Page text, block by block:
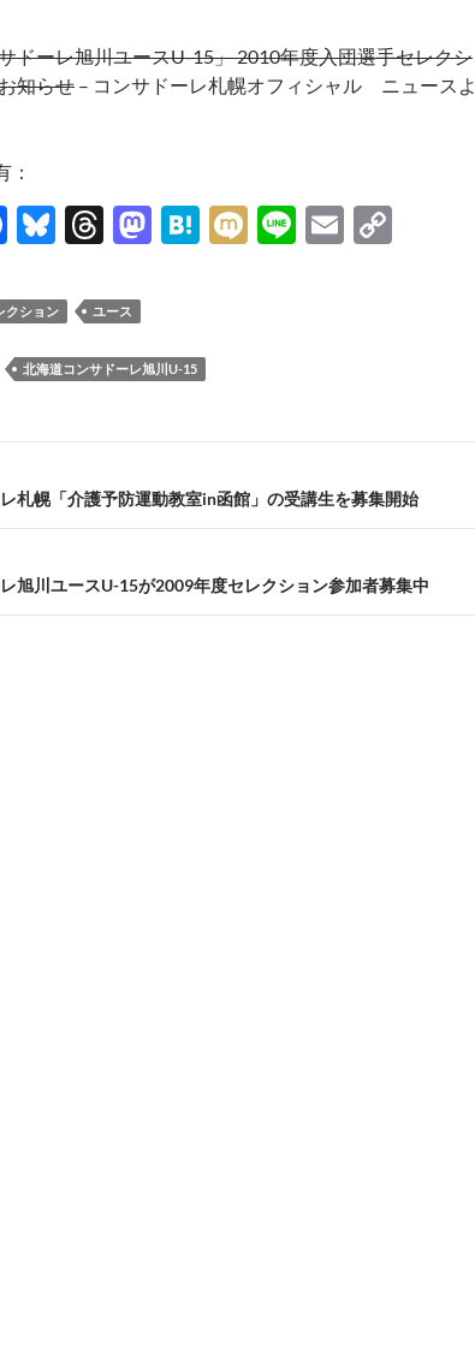
ドーレ旭川ユースU-15」 2010年度入団選手セレクシ
知らせ – コンサドーレ札幌オフィシャル ニュースよ
：
F
e
o
k
Bl
es
y
T
e
ds
M
o
H
a
M Li
E
k
クション ユース
北海道コンサドーレ旭川U-15
札幌「介護予防運動教室in函館」の受講生を募集開始
旭川ユースU-15が2009年度セレクション参加者募集中